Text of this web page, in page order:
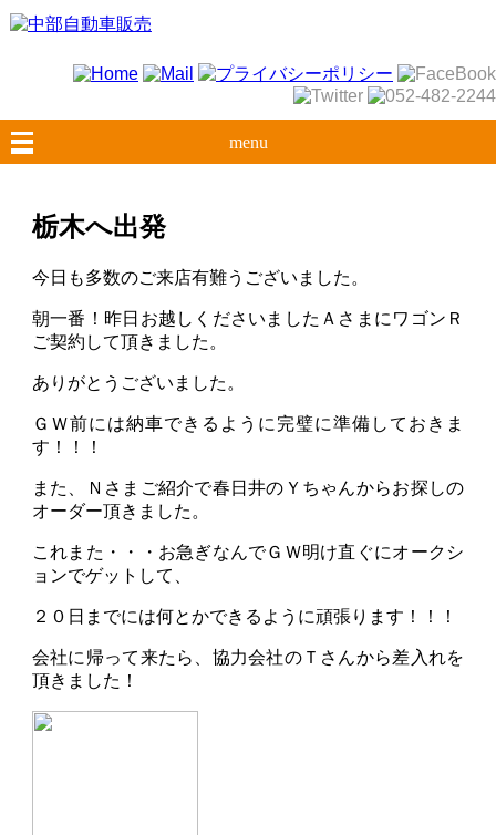
menu
栃木へ出発
今日も多数のご来店有難うございました。
朝一番！昨日お越しくださいましたＡさまにワゴンＲ
ご契約して頂きました。
ありがとうございました。
ＧＷ前には納車できるように完璧に準備しておきま
す！！！
また、Ｎさまご紹介で春日井のＹちゃんからお探しの
オーダー頂きました。
これまた・・・お急ぎなんでＧＷ明け直ぐにオークシ
ョンでゲットして、
２０日までには何とかできるように頑張ります！！！
会社に帰って来たら、協力会社のＴさんから差入れを
頂きました！